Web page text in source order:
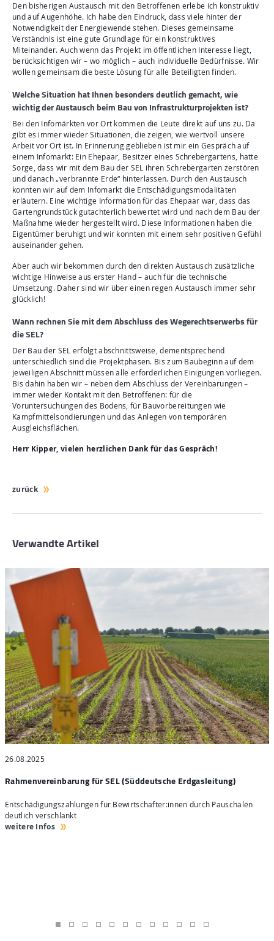
Den bisherigen Austausch mit den Betroffenen erlebe ich konstruktiv
und auf Augenhöhe. Ich habe den Eindruck, dass viele hinter der
Notwendigkeit der Energiewende stehen. Dieses gemeinsame
Verständnis ist eine gute Grundlage für ein konstruktives
Miteinander. Auch wenn das Projekt im öffentlichen Interesse liegt,
berücksichtigen wir – wo möglich – auch individuelle Bedürfnisse. Wir
wollen gemeinsam die beste Lösung für alle Beteiligten finden.
Welche Situation hat Ihnen besonders deutlich gemacht, wie
wichtig der Austausch beim Bau von Infrastrukturprojekten ist?
Bei den Infomärkten vor Ort kommen die Leute direkt auf uns zu. Da
gibt es immer wieder Situationen, die zeigen, wie wertvoll unsere
Arbeit vor Ort ist. In Erinnerung geblieben ist mir ein Gespräch auf
einem Infomarkt: Ein Ehepaar, Besitzer eines Schrebergartens, hatte
Sorge, dass wir mit dem Bau der SEL ihren Schrebergarten zerstören
und danach „verbrannte Erde“ hinterlassen. Durch den Austausch
konnten wir auf dem Infomarkt die Entschädigungsmodalitäten
erläutern. Eine wichtige Information für das Ehepaar war, dass das
Gartengrundstück gutachterlich bewertet wird und nach dem Bau der
Maßnahme wieder hergestellt wird. Diese Informationen haben die
Eigentümer beruhigt und wir konnten mit einem sehr positiven Gefühl
auseinander gehen.
Aber auch wir bekommen durch den direkten Austausch zusätzliche
wichtige Hinweise aus erster Hand – auch für die technische
Umsetzung. Daher sind wir über einen regen Austausch immer sehr
glücklich!
Wann rechnen Sie mit dem Abschluss des Wegerechtserwerbs für
die SEL?
Der Bau der SEL erfolgt abschnittsweise, dementsprechend
unterschiedlich sind die Projektphasen. Bis zum Baubeginn auf dem
jeweiligen Abschnitt müssen alle erforderlichen Einigungen vorliegen.
Bis dahin haben wir – neben dem Abschluss der Vereinbarungen –
immer wieder Kontakt mit den Betroffenen: für die
Voruntersuchungen des Bodens, für Bauvorbereitungen wie
Kampfmittelsondierungen und das Anlegen von temporären
Ausgleichsflächen.
Herr Kipper, vielen herzlichen Dank für das Gespräch!
zurück
Verwandte Artikel
26.08.2025
Rahmenvereinbarung für SEL (Süddeutsche Erdgasleitung)
Entschädigungszahlungen für Bewirtschafter:innen durch Pauschalen
deutlich verschlankt
weitere Infos